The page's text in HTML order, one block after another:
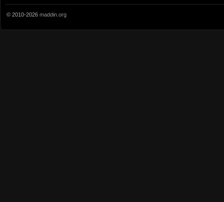
© 2010-2026 maddin.org